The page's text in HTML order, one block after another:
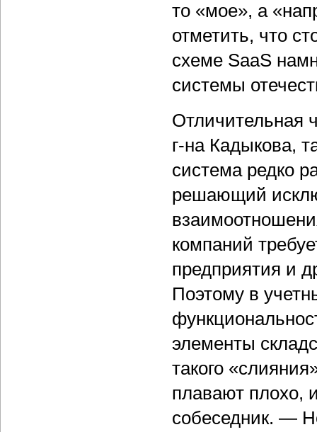
то «мое», а
отметить, что
схеме SaaS
системы
Отличительная
г-на Кадыкова,
система редко
решающий
компаний
предприятия и
Поэтому в
элементы
такого
плавают плохо,
собеседник. —